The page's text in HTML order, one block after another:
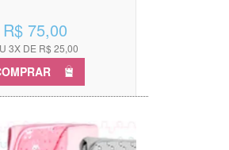
R$ 75,00
3X DE R$ 25,00